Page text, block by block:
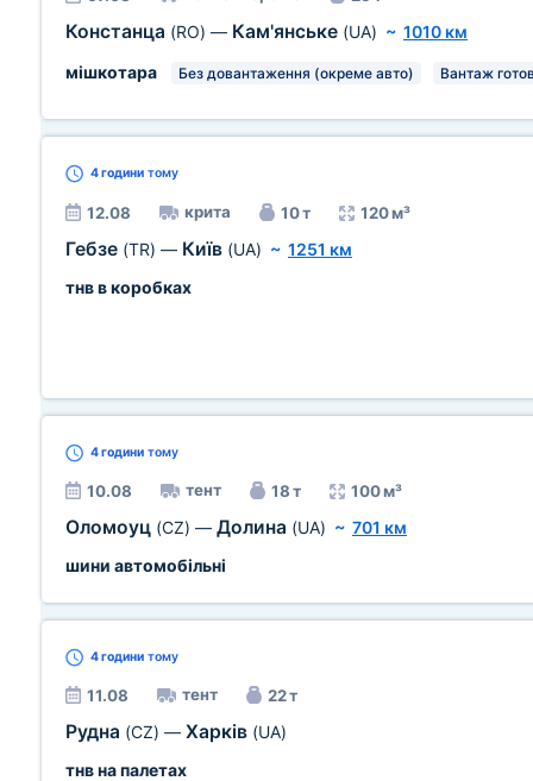
Констанца (RO) — Кам'янське (UA) ~ 1010 км
мішкотара
Без довантаження (окреме авто) Вантаж
4 години тому
12.08 крита 10 т 120 м³
Гебзе (TR) — Київ (UA) ~ 1251 км
тнв в коробках
4 години тому
10.08 тент 18 т 100 м³
Оломоуц (CZ) — Долина (UA) ~ 701 км
шини автомобільні
4 години тому
11.08 тент 22 т
Рудна (CZ) — Харків (UA)
тнв на палетах